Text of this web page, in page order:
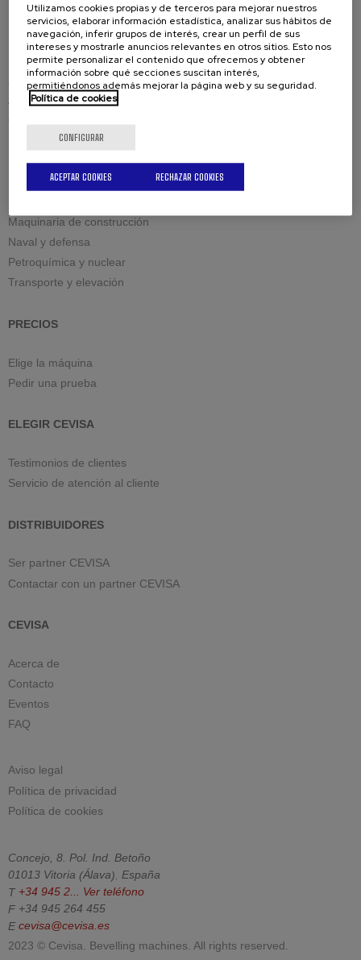
Herramientas de corte
Piezas de recambio
Soluciones por industria
Almacenajes y depósitos
Energía eólica y térmica
Estructuras civiles y offshore
Fabricantes
Maquinaria de construcción
Naval y defensa
Petroquímica y nuclear
Transporte y elevación
PRECIOS
Elige la máquina
Pedir una prueba
ELEGIR CEVISA
Testimonios de clientes
Servicio de atención al cliente
DISTRIBUIDORES
Ser partner CEVISA
Contactar con un partner CEVISA
CEVISA
Acerca de
Contacto
Eventos
FAQ
Aviso legal
Política de privacidad
Política de cookies
Concejo, 8. Pol. Ind. Betoño
01013 Vitoria (Álava). España
T +34 945 2... Ver teléfono
F +34 945 264 455
Ecevisa@cevisa.es
2023 © Cevisa. Bevelling machines. All rights reserved.
Utilizamos cookies propias y de terceros para mejorar nuestros
servicios, elaborar información estadística, analizar sus hábitos de
navegación, inferir grupos de interés, crear un perfil de sus
intereses y mostrarle anuncios relevantes en otros sitios. Esto nos
permite personalizar el contenido que ofrecemos y obtener
información sobre qué secciones suscitan interés,
permitiéndonos además mejorar la página web y su seguridad.
Política de cookies
CONFIGURAR
RECHAZAR COOKIES
ACEPTAR COOKIES